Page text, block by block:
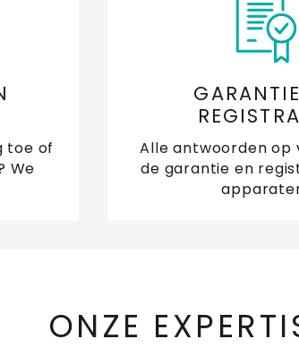
toe of
We
Alle antwoorden op
de garantie en
ONZE